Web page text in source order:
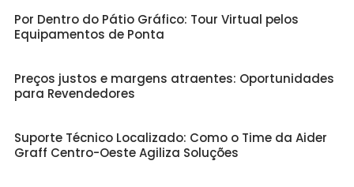
Por Dentro do Pátio Gráfico: Tour Virtual pelos
Equipamentos de Ponta
Preços justos e margens atraentes: Oportunidades
para Revendedores
Suporte Técnico Localizado: Como o Time da Aider
Graff Centro-Oeste Agiliza Soluções